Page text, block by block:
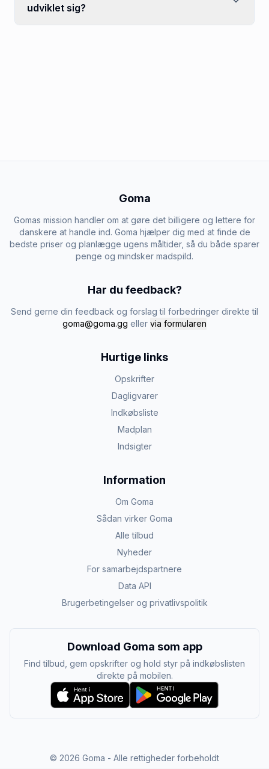
udviklet sig?
Goma
Gomas mission handler om at gøre det billigere og lettere for
danskere at handle ind. Goma hjælper dig med at finde de
bedste priser og planlægge ugens måltider, så du både sparer
penge og mindsker madspild.
Har du feedback?
Send gerne din feedback og forslag til forbedringer direkte til
goma@goma.gg eller via formularen
Hurtige links
Opskrifter
Dagligvarer
Indkøbsliste
Madplan
Indsigter
Information
Om Goma
Sådan virker Goma
Alle tilbud
Nyheder
For samarbejdspartnere
Data API
Brugerbetingelser og privatlivspolitik
Download Goma som app
Find tilbud, gem opskrifter og hold styr på indkøbslisten
direkte på mobilen.
© 2026 Goma - Alle rettigheder forbeholdt